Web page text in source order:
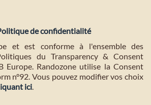
de confidentialité
et est conforme à l'ensemble des
du Transparency & Consent
Europe. Randozone utilise la Consent
n°92. Vous pouvez modifier vos choix
ici.